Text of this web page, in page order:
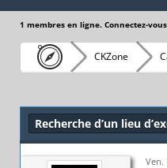
1 membres en ligne. Connectez-
CKZone
Recherche d’un lieu
Ven.